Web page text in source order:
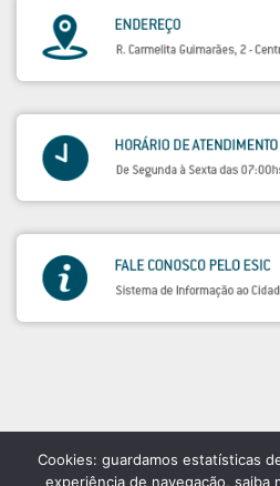
Cookies: guardamos estatísticas
experiência de navegação, saiba